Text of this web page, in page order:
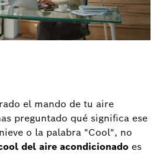
el mando de tu aire
preguntado qué significa ese
o la palabra "Cool", no
del aire acondicionado es